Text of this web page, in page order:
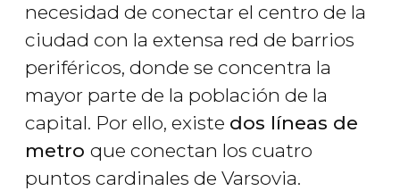
necesidad de conectar el centro de la
ciudad con la extensa red de barrios
periféricos, donde se concentra la
mayor parte de la población de la
capital. Por ello, existe dos líneas de
metro que conectan los cuatro
puntos cardinales de Varsovia.